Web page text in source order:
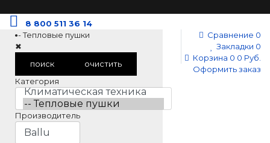
8 800 511 36 14
Сравнение 0
Закладки 0
Корзина 0 0 Руб.
Оформить заказ
-- Тепловые пушки
✖
поиск
очистить
Категория
Производитель